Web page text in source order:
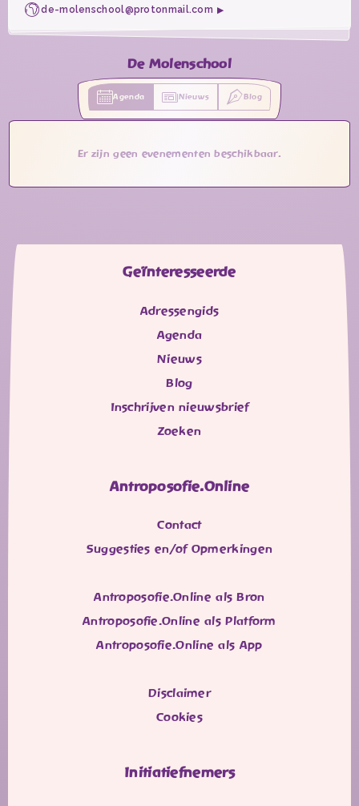
de-molenschool@protonmail.com
De Molenschool
Agenda Nieuws Blog
Er zijn geen evenementen beschikbaar.
Geïnteresseerde
Adressengids
Agenda
Nieuws
Blog
Inschrijven nieuwsbrief
Zoeken
Antroposofie.Online
Contact
Suggesties en/of Opmerkingen
Antroposofie.Online als Bron
Antroposofie.Online als Platform
Antroposofie.Online als App
Disclaimer
Cookies
Initiatiefnemers